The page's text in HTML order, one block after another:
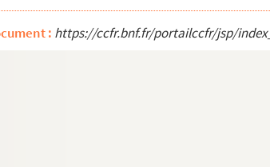
juillet 1575
de la ville de Dole. Gaëte, 10 août 1575
Luis de Requesens. Madrid, 20 août 1575. Esp.
roi Philippe II. Groningue, 10 septembre 157...
Madrid, 22, 30 octobre et 16 novembre 1...
: https://ccfr.bnf.fr/portailccfr/jsp/